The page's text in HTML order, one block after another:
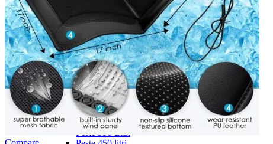
Navigație Skoda Fabia 1
Navigație Skoda Fabia 2
Navigație Skoda Octavia 1
Navigație Skoda Octavia 2
Navigație Skoda Octavia 3
Navigație Skoda Rapid
Navigație Skoda Superb 1
Navigație Skoda Superb 2
Navigație Toyota Avensis T25
Portbagaj Plafon Auto
Sub 350 Litri
Peste 350 Litri